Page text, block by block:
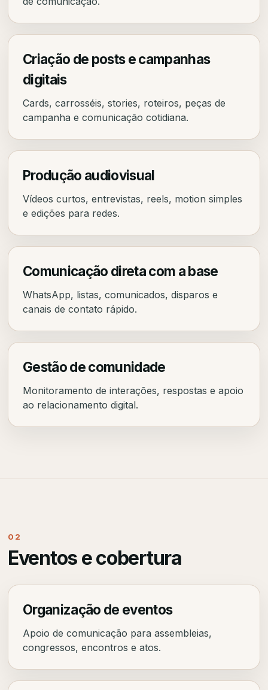
Criação de posts e campanhas
digitais
Cards, carrosséis, stories, roteiros, peças de
campanha e comunicação cotidiana.
Produção audiovisual
Vídeos curtos, entrevistas, reels, motion simples
e edições para redes.
Comunicação direta com a base
WhatsApp, listas, comunicados, disparos e
canais de contato rápido.
Gestão de comunidade
Monitoramento de interações, respostas e apoio
ao relacionamento digital.
02
Eventos e cobertura
Organização de eventos
Apoio de comunicação para assembleias,
congressos, encontros e atos.